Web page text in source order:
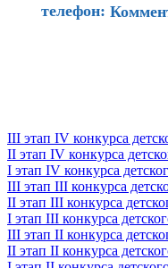
телефон:
III этап IV конкурса
II этап IV конкурса
I этап IV конкурса
III этап III конкурса
II этап III конкурса
I этап III конкурса
III этап II конкурса
II этап II конкурса